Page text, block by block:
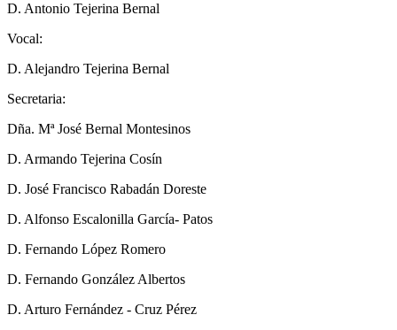
D. Antonio Tejerina Bernal
Vocal:
D. Alejandro Tejerina Bernal
Secretaria:
Dña. Mª José Bernal Montesinos
D. Armando Tejerina Cosín
D. José Francisco Rabadán Doreste
D. Alfonso Escalonilla García- Patos
D. Fernando López Romero
D. Fernando González Albertos
D. Arturo Fernández - Cruz Pérez